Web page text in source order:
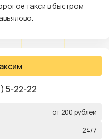
такси в быстром
5-22-22
от 200 рублей
24/7